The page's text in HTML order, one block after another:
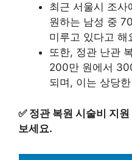
최근 서울시 조사
원하는 남성 중
미루고 있다고 해
또한, 정관 난관
200만 원에서
되며, 이는 상당
✅ 정관 복원 시술비 지
보세요.